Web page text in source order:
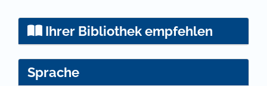
Ihrer Bibliothek empfehlen
Sprache